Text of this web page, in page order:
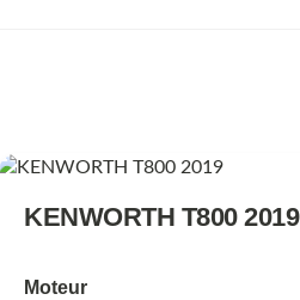
KENWORTH T800 2019
Moteur